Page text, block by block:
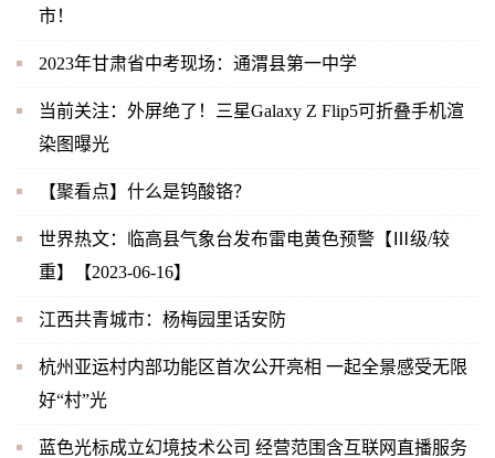
市！
2023年甘肃省中考现场：通渭县第一中学
当前关注：外屏绝了！三星Galaxy Z Flip5可折叠手机渲
染图曝光
【聚看点】什么是钨酸铬？
世界热文：临高县气象台发布雷电黄色预警【Ⅲ级/较
重】【2023-06-16】
江西共青城市：杨梅园里话安防
杭州亚运村内部功能区首次公开亮相 一起全景感受无限
好“村”光
蓝色光标成立幻境技术公司 经营范围含互联网直播服务